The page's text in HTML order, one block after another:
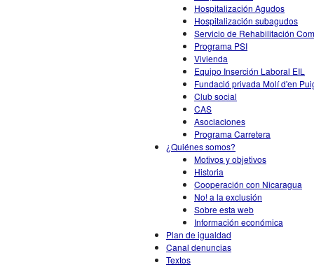
Hospitalización Agudos
Hospitalización subagudos
Servicio de Rehabilitación
Programa PSI
Vivienda
Equipo Inserción Laboral EIL
Fundació privada Molí d'en
Club social
CAS
Asociaciones
Programa Carretera
¿Quiénes somos?
Motivos y objetivos
Historia
Cooperación con Nicaragua
No! a la exclusión
Sobre esta web
Información económica
Plan de igualdad
Canal denuncias
Textos